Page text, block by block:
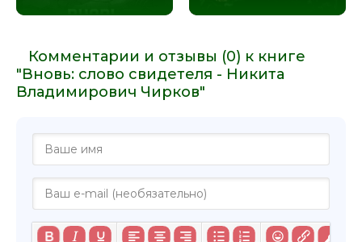
Комментарии и отзывы (0) к книге
"Вновь: слово свидетеля - Никита
Владимирович Чирков"